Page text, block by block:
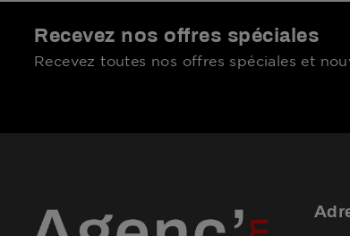
Recevez nos offres spéciales
Recevez toutes nos offres spéciales et